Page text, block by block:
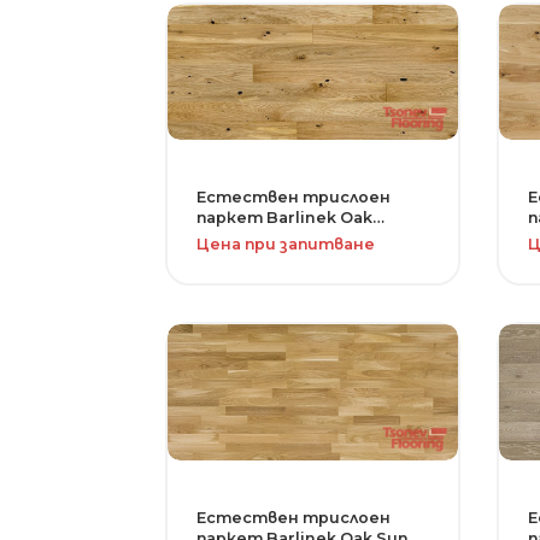
Естествен трислоен
паркет Barlinek Oak
Raisins Medio-серия Pure
Цена при запитване
Естествен трислоен